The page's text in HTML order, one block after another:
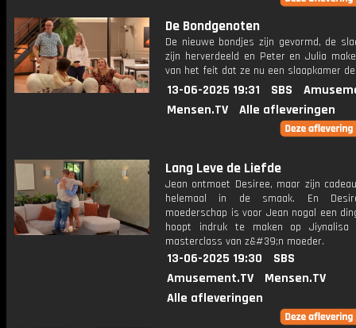
De Bondgenoten
De nieuwe bondjes zijn gevormd, de
zijn herverdeeld en Peter en Julia
van het feit dat ze nu een slaapkamer
13-06-2025 19:31 SBS
Mensen.TV
Alle afleveringen
Lang Leve de Liefde
Jean ontmoet Desiree, maar zijn
helemaal in de smaak. En
moederschap is voor Jean nogal een
hoopt indruk te maken op Jiynalisa
masterclass van z&#39;n moeder.
13-06-2025 19:30
SBS
Amusement.TV
Mensen.TV
Alle afleveringen